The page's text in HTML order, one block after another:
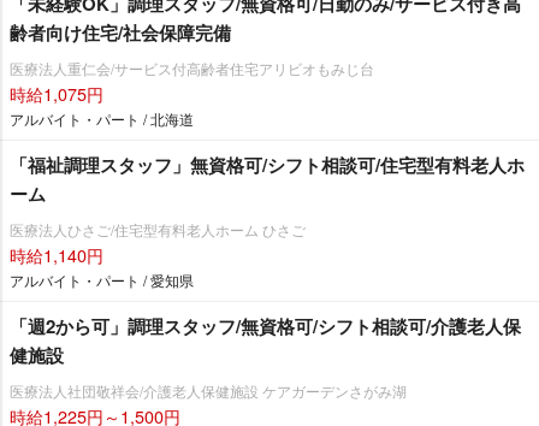
齢者向け住宅/社会保障完備
医療法人重仁会/サービス付高齢者住宅アリビオもみじ台
時給1,075円
アルバイト・パート / 北海道
「福祉調理スタッフ」無資格可/シフト相談可/住宅型有料老人ホ
ーム
医療法人ひさご/住宅型有料老人ホーム ひさご
時給1,140円
アルバイト・パート / 愛知県
「週2から可」調理スタッフ/無資格可/シフト相談可/介護老人保
健施設
医療法人社団敬祥会/介護老人保健施設 ケアガーデンさがみ湖
時給1,225円～1,500円